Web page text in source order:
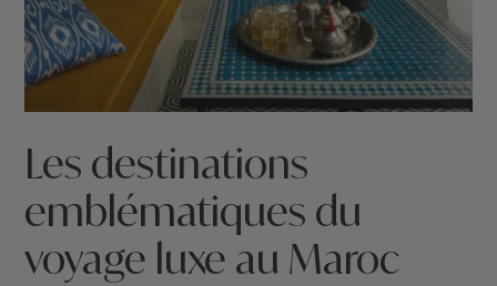
Les destinations
emblématiques du
voyage luxe au Maroc